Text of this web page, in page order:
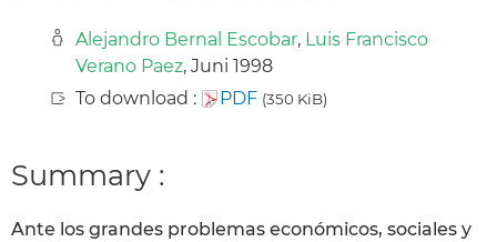
Alejandro Bernal Escobar, Luis Francisco
Verano Paez, Juni 1998
To download :
PDF (350 KiB)
Summary :
Ante los grandes problemas económicos, sociales y